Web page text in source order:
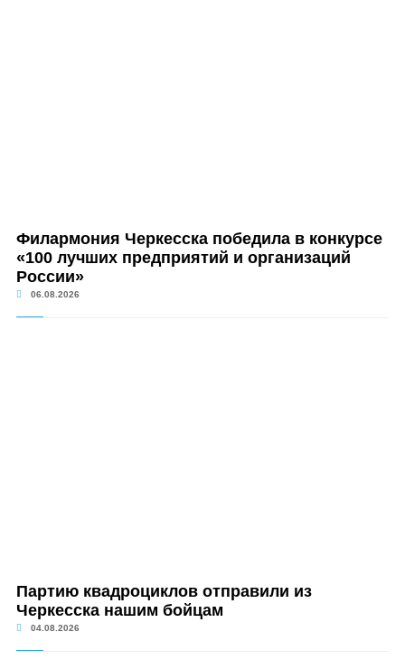
Филармония Черкесска победила в конкурсе
«100 лучших предприятий и организаций
России»
06.08.2026
Партию квадроциклов отправили из
Черкесска нашим бойцам
04.08.2026